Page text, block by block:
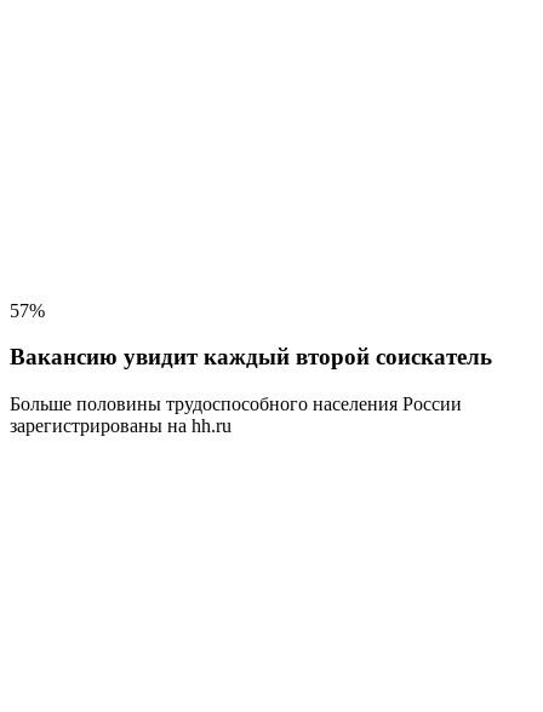
57%
Вакансию увидит каждый второй соискатель
Больше половины трудоспособного населения России
зарегистрированы на hh.ru